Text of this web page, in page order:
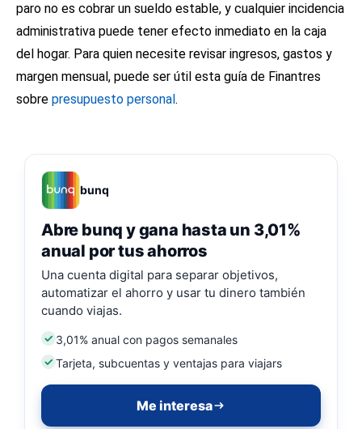
paro no es cobrar un sueldo estable, y cualquier incidencia
administrativa puede tener efecto inmediato en la caja
del hogar. Para quien necesite revisar ingresos, gastos y
margen mensual, puede ser útil esta guía de Finantres
sobre presupuesto personal .
bunq
Abre bunq y gana hasta un 3,01%
anual por tus ahorros
Una cuenta digital para separar objetivos,
automatizar el ahorro y usar tu dinero también
cuando viajas.
3,01% anual con pagos semanales
Tarjeta, subcuentas y ventajas para viajars
Me interesa